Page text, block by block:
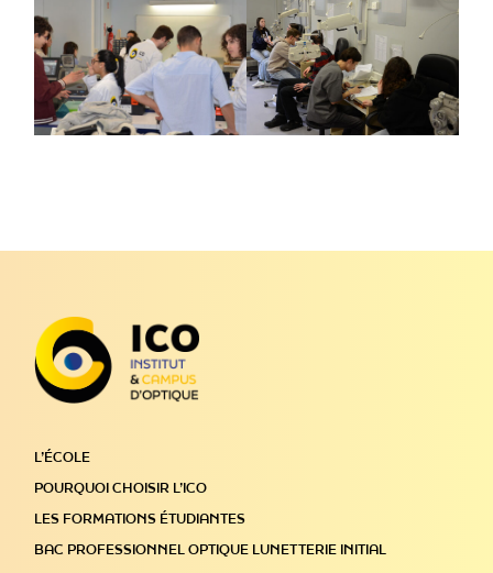
L’ÉCOLE
POURQUOI CHOISIR L’ICO
LES FORMATIONS ÉTUDIANTES
BAC PROFESSIONNEL OPTIQUE LUNETTERIE INITIAL